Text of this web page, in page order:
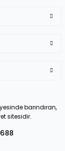
barındıran,
sitesidir.